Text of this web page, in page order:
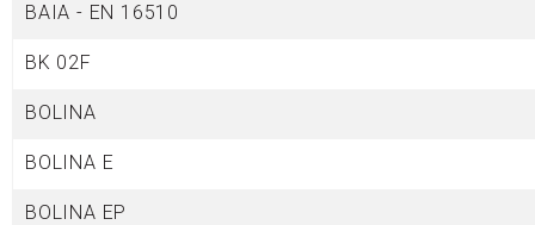
BAIA - EN 16510
BK 02F
BOLINA
BOLINA E
BOLINA EP